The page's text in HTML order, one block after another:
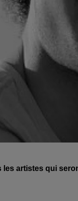
artistes qui